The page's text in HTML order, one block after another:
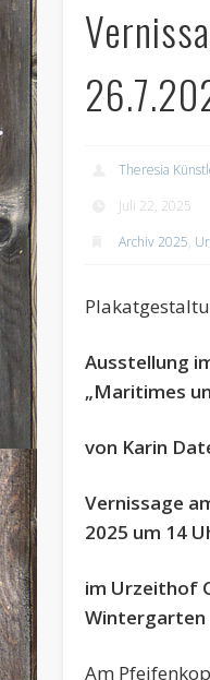
Theresia
Juli 22, 2025
Archiv 2025,
Ausstellung
„Maritimes
von Karin
Vernissage
2025 um 14
im Urzeithof
Wintergarten
Am